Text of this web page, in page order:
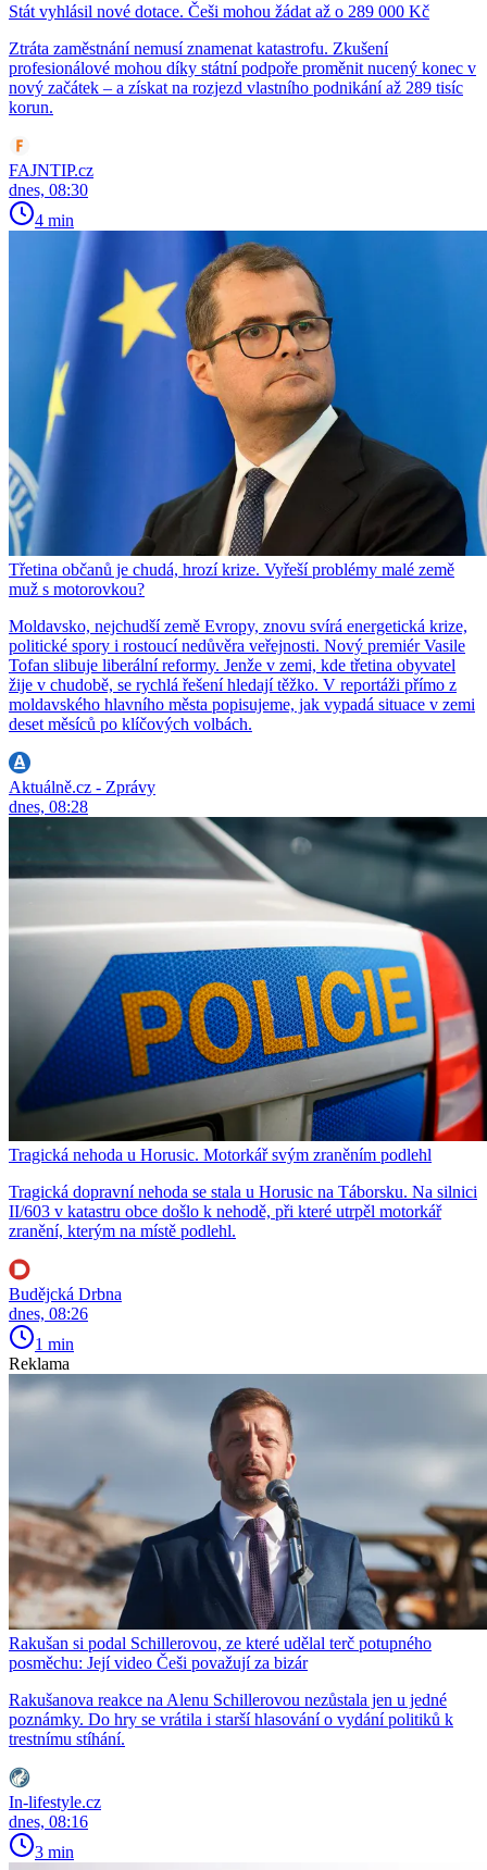
Stát vyhlásil nové dotace. Češi mohou žádat až o 289 000 Kč
Ztráta zaměstnání nemusí znamenat katastrofu. Zkušení
profesionálové mohou díky státní podpoře proměnit nucený konec v
nový začátek – a získat na rozjezd vlastního podnikání až 289 tisíc
korun.
FAJNTIP.cz
dnes, 08:30
4 min
Třetina občanů je chudá, hrozí krize. Vyřeší problémy malé země
muž s motorovkou?
Moldavsko, nejchudší země Evropy, znovu svírá energetická krize,
politické spory i rostoucí nedůvěra veřejnosti. Nový premiér Vasile
Tofan slibuje liberální reformy. Jenže v zemi, kde třetina obyvatel
žije v chudobě, se rychlá řešení hledají těžko. V reportáži přímo z
moldavského hlavního města popisujeme, jak vypadá situace v zemi
deset měsíců po klíčových volbách.
Aktuálně.cz - Zprávy
dnes, 08:28
Tragická nehoda u Horusic. Motorkář svým zraněním podlehl
Tragická dopravní nehoda se stala u Horusic na Táborsku. Na silnici
II/603 v katastru obce došlo k nehodě, při které utrpěl motorkář
zranění, kterým na místě podlehl.
Budějcká Drbna
dnes, 08:26
1 min
Reklama
Rakušan si podal Schillerovou, ze které udělal terč potupného
posměchu: Její video Češi považují za bizár
Rakušanova reakce na Alenu Schillerovou nezůstala jen u jedné
poznámky. Do hry se vrátila i starší hlasování o vydání politiků k
trestnímu stíhání.
In-lifestyle.cz
dnes, 08:16
3 min